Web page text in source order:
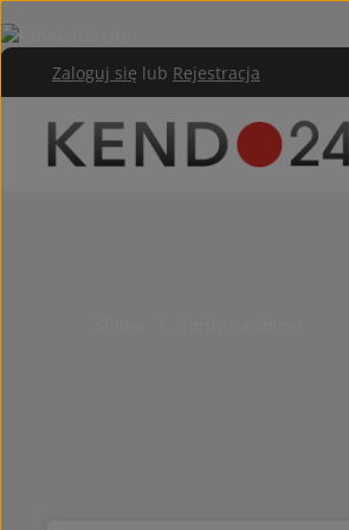
do głównej zawartości
Przejdź do głównej nawigacji
Zaloguj się lub Rejestracja